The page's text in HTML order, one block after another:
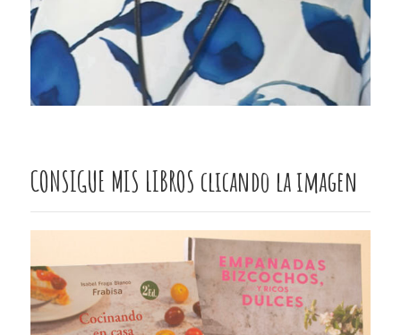
CONSIGUE MIS LIBROS clicando la imagen